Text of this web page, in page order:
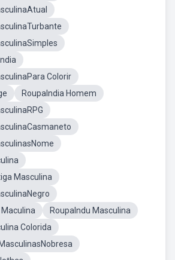
Colorir
RoupaIndia Homem
Masculina
RoupaIndu Masculina
Colorida